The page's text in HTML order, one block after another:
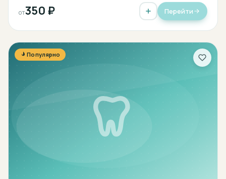
от350 ₽ Перейти
Популярно